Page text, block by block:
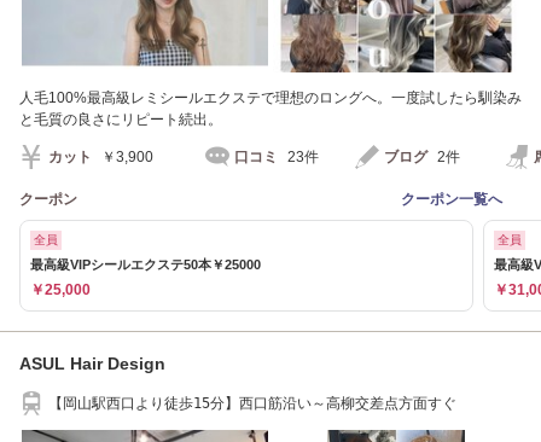
人毛100%最高級レミシールエクステで理想のロングへ。一度試したら馴染み
と毛質の良さにリピート続出。
カット ￥3,900 口コミ 23件 ブログ 2件
クーポン クーポン一覧へ
全員
最高級VIPシールエクステ50本￥25000
￥25,000
全員
最高級
￥
ASUL Hair Design
【岡山駅西口より徒歩15分】西口筋沿い～高柳交差点方面すぐ